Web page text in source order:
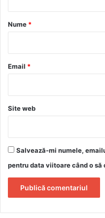
r
*
Nume *
Email *
Site web
Salvează-mi numele,
pentru data viitoare când o să